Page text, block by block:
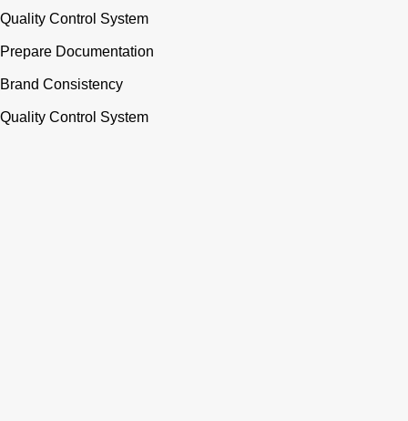
Quality Control System
Prepare Documentation
Brand Consistency
Quality Control System